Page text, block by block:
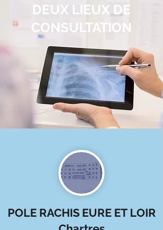
DEUX LIEUX DE
CONSULTATION
POLE RACHIS EURE ET LOIR